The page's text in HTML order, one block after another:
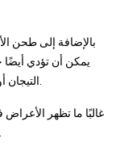
بالإضافة إلى طحن
يمكن أن تؤدي
غالبًا ما تظهر